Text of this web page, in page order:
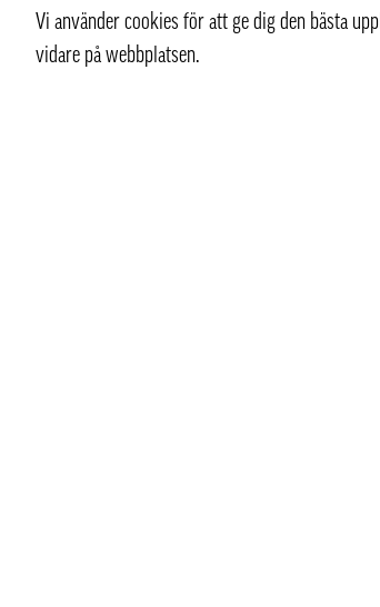
Vi använder cookies för att ge dig den bästa
vidare på webbplatsen.